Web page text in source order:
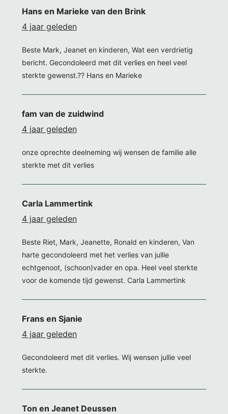
Hans en Marieke van den Brink
4 jaar geleden
Beste Mark, Jeanet en kinderen, Wat een verdrietig
bericht. Gecondoleerd met dit verlies en heel veel
sterkte gewenst.?? Hans en Marieke
fam van de zuidwind
4 jaar geleden
onze oprechte deelneming wij wensen de familie alle
sterkte met dit verlies
Carla Lammertink
4 jaar geleden
Beste Riet, Mark, Jeanette, Ronald en kinderen, Van
harte gecondoleerd met het verlies van jullie
echtgenoot, (schoon)vader en opa. Heel veel sterkte
voor de komende tijd gewenst. Carla Lammertink
Frans en Sjanie
4 jaar geleden
Gecondoleerd met dit verlies. Wij wensen jullie veel
sterkte.
Ton en Jeanet Deussen